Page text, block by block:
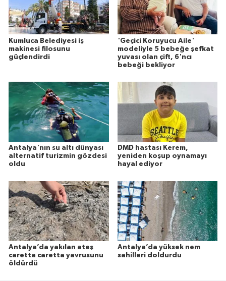
Kumluca Belediyesi iş
makinesi filosunu
güçlendirdi
'Geçici Koruyucu Aile'
modeliyle 5 bebeğe şefkat
yuvası olan çift, 6'ncı
bebeği bekliyor
Antalya'nın su altı dünyası
alternatif turizmin gözdesi
oldu
DMD hastası Kerem,
yeniden koşup oynamayı
hayal ediyor
Antalya’da yakılan ateş
caretta caretta yavrusunu
öldürdü
Antalya’da yüksek nem
sahilleri doldurdu